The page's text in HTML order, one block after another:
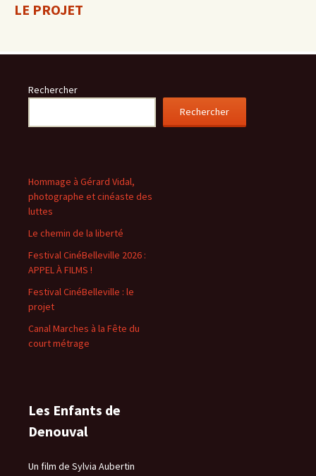
LE PROJET
Rechercher
Rechercher
Hommage à Gérard Vidal,
photographe et cinéaste des
luttes
Le chemin de la liberté
Festival CinéBelleville 2026 :
APPEL À FILMS !
Festival CinéBelleville : le
projet
Canal Marches à la Fête du
court métrage
Les Enfants de
Denouval
Un film de Sylvia Aubertin